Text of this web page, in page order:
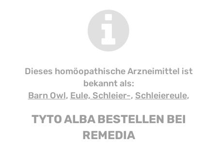
Dieses homöopathische Arzneimittel ist
bekannt als:
Barn Owl, Eule, Schleier-, Schleiereule,
TYTO ALBA BESTELLEN BEI
REMEDIA